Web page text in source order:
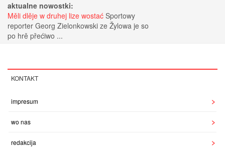
aktualne nowostki:
Měli dlěje w druhej lize wostać Sportowy
reporter Georg Zielonkowski ze Žylowa je so
po hrě přećiwo ...
KONTAKT
impresum
wo nas
redakcija